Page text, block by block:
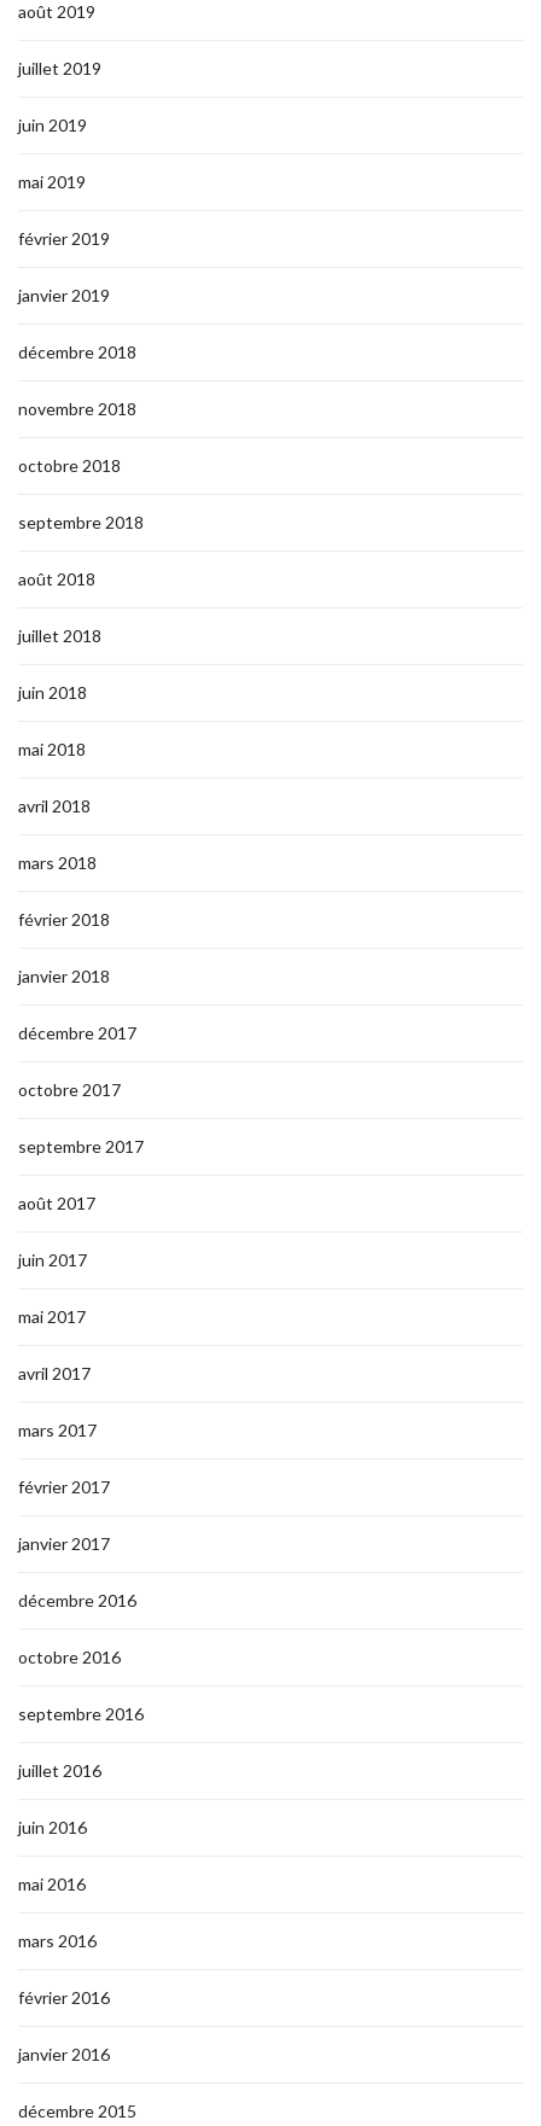
août 2019
juillet 2019
juin 2019
mai 2019
février 2019
janvier 2019
décembre 2018
novembre 2018
octobre 2018
septembre 2018
août 2018
juillet 2018
juin 2018
mai 2018
avril 2018
mars 2018
février 2018
janvier 2018
décembre 2017
octobre 2017
septembre 2017
août 2017
juin 2017
mai 2017
avril 2017
mars 2017
février 2017
janvier 2017
décembre 2016
octobre 2016
septembre 2016
juillet 2016
juin 2016
mai 2016
mars 2016
février 2016
janvier 2016
décembre 2015